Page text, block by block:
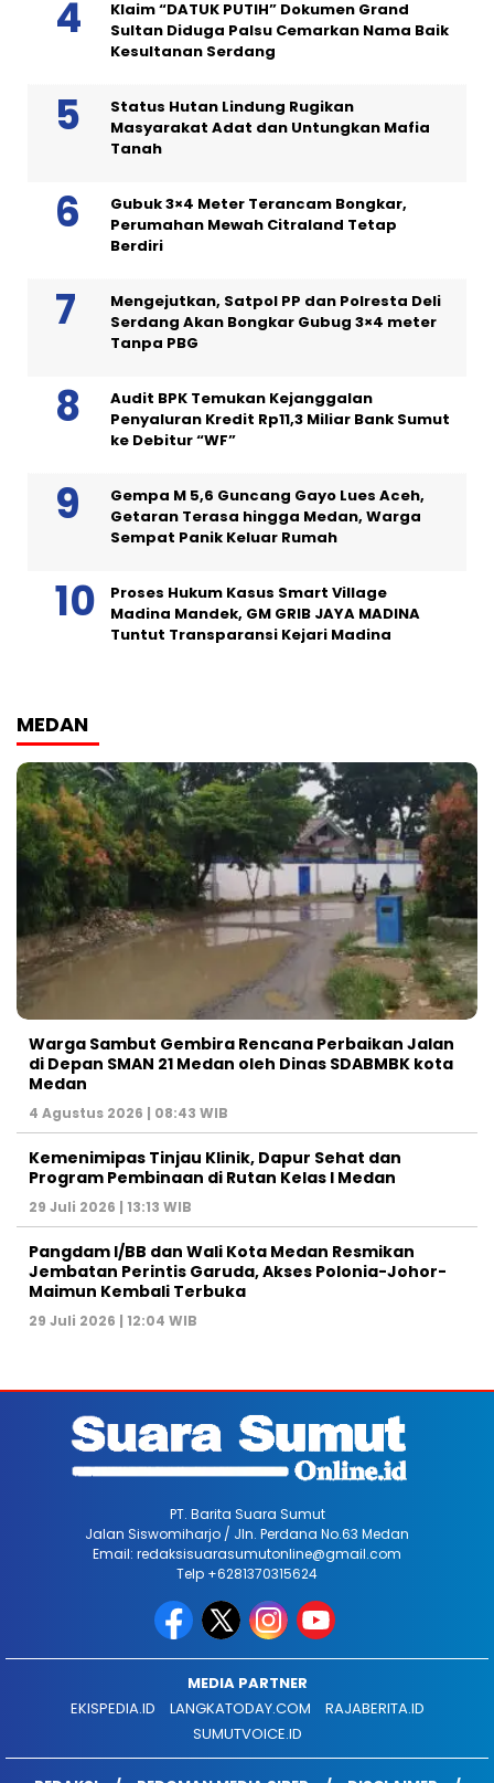
Klaim “DATUK PUTIH” Dokumen Grand
Sultan Diduga Palsu Cemarkan Nama Baik
Kesultanan Serdang
Status Hutan Lindung Rugikan
Masyarakat Adat dan Untungkan Mafia
Tanah
Gubuk 3×4 Meter Terancam Bongkar,
Perumahan Mewah Citraland Tetap
Berdiri
Mengejutkan, Satpol PP dan Polresta Deli
Serdang Akan Bongkar Gubug 3×4 meter
Tanpa PBG
Audit BPK Temukan Kejanggalan
Penyaluran Kredit Rp11,3 Miliar Bank Sumut
ke Debitur “WF”
Gempa M 5,6 Guncang Gayo Lues Aceh,
Getaran Terasa hingga Medan, Warga
Sempat Panik Keluar Rumah
Proses Hukum Kasus Smart Village
Madina Mandek, GM GRIB JAYA MADINA
Tuntut Transparansi Kejari Madina
MEDAN
Warga Sambut Gembira Rencana Perbaikan Jalan
di Depan SMAN 21 Medan oleh Dinas SDABMBK kota
Medan
4 Agustus 2026 | 08:43 WIB
Kemenimipas Tinjau Klinik, Dapur Sehat dan
Program Pembinaan di Rutan Kelas I Medan
29 Juli 2026 | 13:13 WIB
Pangdam I/BB dan Wali Kota Medan Resmikan
Jembatan Perintis Garuda, Akses Polonia-Johor-
Maimun Kembali Terbuka
29 Juli 2026 | 12:04 WIB
PT. Barita Suara Sumut
Jalan Siswomiharjo / Jln. Perdana No.63 Medan
Email: redaksisuarasumutonline@gmail.com
Telp +6281370315624
MEDIA PARTNER
EKISPEDIA.ID
LANGKATODAY.COM
RAJABERITA.ID
SUMUTVOICE.ID